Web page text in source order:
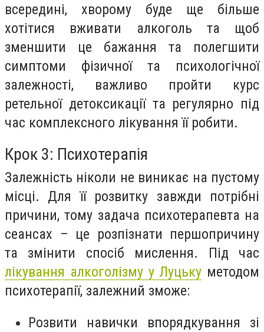
всередині, хворому буде ще більше
хотітися вживати алкоголь та щоб
зменшити це бажання та полегшити
симптоми фізичної та психологічної
залежності, важливо пройти курс
ретельної детоксикації та регулярно під
час комплексного лікування її робити.
Крок 3: Психотерапія
Залежність ніколи не виникає на пустому
місці. Для її розвитку завжди потрібні
причини, тому задача психотерапевта на
сеансах – це розпізнати першопричину
та змінити спосіб мислення. Під час
лікування алкоголізму у Луцьку методом
психотерапії, залежний зможе:
Розвити навички впорядкування зі